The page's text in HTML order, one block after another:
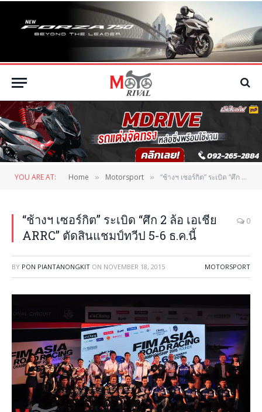
YOU ARE AT: Home » Motorsport » “ช้างฯ เซอร์กิต” ระเบิด “ศึก 2 ล้อ เอเชีย ARRC” ตัดสินแชมป์ทวีป 5-6 ธ.ค.นี้
“ช้างฯ เซอร์กิต” ระเบิด “ศึก 2 ล้อ เอเชีย
ARRC” ตัดสินแชมป์ทวีป 5-6 ธ.ค.นี้
0
BY PON PIANTANONGKIT ON NOVEMBER 18, 2015 MOTORSPORT